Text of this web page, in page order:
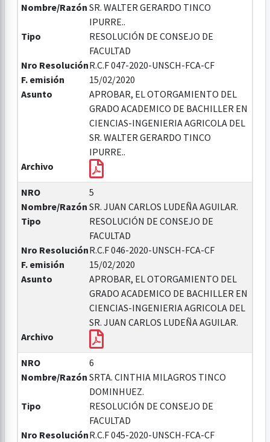
Nombre/Razón SR. WALTER GERARDO TINCO
IPURRE..
Tipo
RESOLUCIÓN DE CONSEJO DE
FACULTAD
Nro ResoluciónR.C.F 047-2020-UNSCH-FCA-CF
F. emisión
15/02/2020
Asunto
APROBAR, EL OTORGAMIENTO DEL
GRADO ACADEMICO DE BACHILLER EN
CIENCIAS-INGENIERIA AGRICOLA DEL
SR. WALTER GERARDO TINCO
IPURRE..
Archivo
NRO
5
Nombre/Razón SR. JUAN CARLOS LUDEÑA AGUILAR.
Tipo
RESOLUCIÓN DE CONSEJO DE
FACULTAD
Nro ResoluciónR.C.F 046-2020-UNSCH-FCA-CF
F. emisión
15/02/2020
Asunto
APROBAR, EL OTORGAMIENTO DEL
GRADO ACADEMICO DE BACHILLER EN
CIENCIAS-INGENIERIA AGRICOLA DEL
SR. JUAN CARLOS LUDEÑA AGUILAR.
Archivo
NRO
6
Nombre/Razón SRTA. CINTHIA MILAGROS TINCO
DOMINHUEZ.
Tipo
RESOLUCIÓN DE CONSEJO DE
FACULTAD
Nro ResoluciónR.C.F 045-2020-UNSCH-FCA-CF